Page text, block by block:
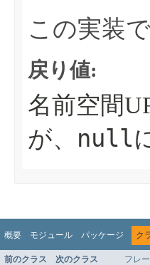
この実装
戻り値:
名前空間
が、 null
概要 モジュール パッケージ ク
前のクラス 次のクラス フレ